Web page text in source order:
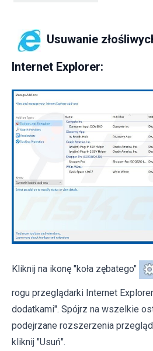
Usuwanie
Internet Explorer:
Kliknij na ikonę "koła zębatego"
rogu przeglądarki Internet
dodatkami". Spójrz na wszelkie
podejrzane rozszerzenia
kliknij "Usuń".